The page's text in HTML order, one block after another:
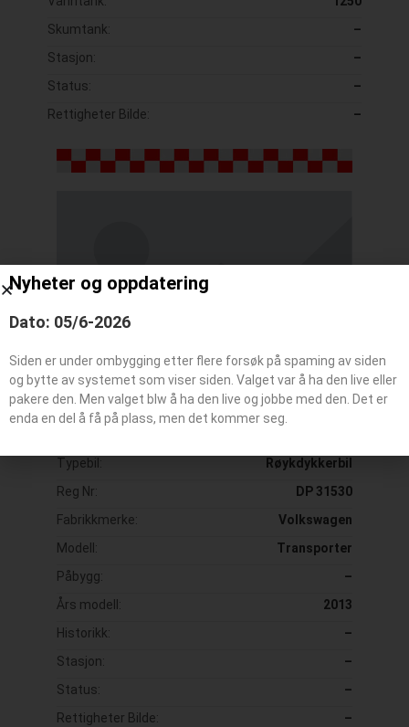
Skumtank:
–
Stasjon:
–
Status:
–
Rettigheter Bilde:
–
Typebil:
Røykdykkerbil
Reg Nr:
DP 31530
Fabrikkmerke:
Volkswagen
Modell:
Transporter
Påbygg:
–
Års modell:
2013
Historikk:
–
Stasjon:
–
Status:
–
Rettigheter Bilde:
–
Nyheter og oppdatering
Dato: 05/6-2026
Siden er under ombygging etter flere forsøk på spaming av siden
og bytte av systemet som viser siden. Valget var å ha den live eller
pakere den. Men valget blw å ha den live og jobbe med den. Det er
enda en del å få på plass, men det kommer seg.